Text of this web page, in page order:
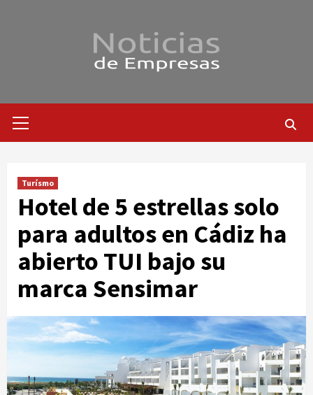
primario
Turísmo
Hotel de 5 estrellas solo
para adultos en Cádiz ha
abierto TUI bajo su
marca Sensimar